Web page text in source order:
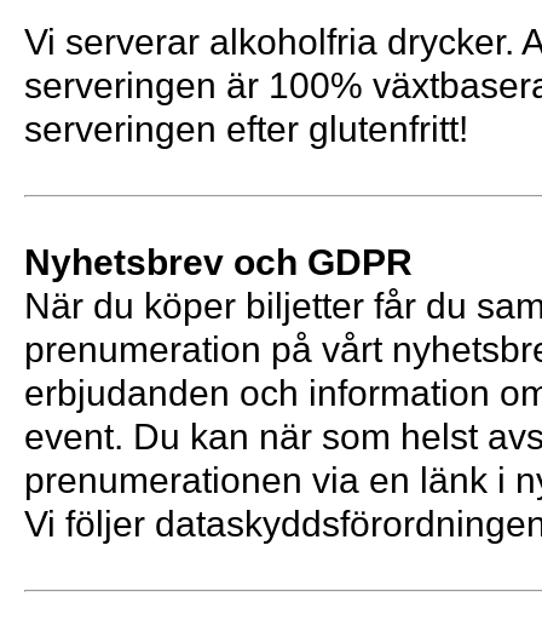
Vi serverar alkoholfria drycker.
serveringen är 100%
serveringen efter glutenfritt!
Nyhetsbrev och GDPR
När du köper biljetter får du
prenumeration på vårt
erbjudanden och information
event. Du kan när som helst
prenumerationen via en länk i
Vi följer